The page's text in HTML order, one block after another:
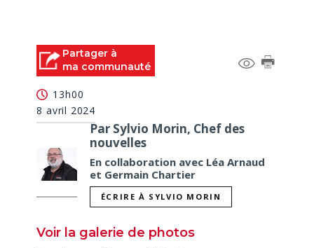
Partager à
ma communauté
13h00
8 avril 2024
Par Sylvio Morin, Chef des
nouvelles
En collaboration avec Léa Arnaud
et Germain Chartier
ÉCRIRE À SYLVIO MORIN
Voir la galerie de photos